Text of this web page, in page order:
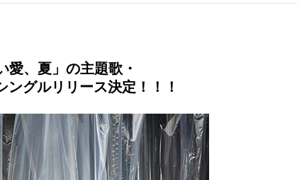
、夏」の主題歌・
ングルリリース決定！！！